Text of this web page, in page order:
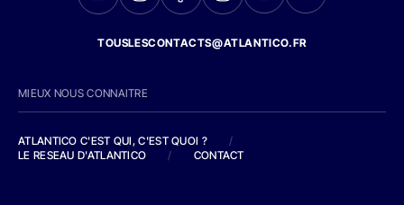
TOUSLESCONTACTS@ATLANTICO.FR
MIEUX NOUS CONNAITRE
ATLANTICO C'EST QUI, C'EST QUOI ?
/
LE RESEAU D'ATLANTICO
/ CONTACT